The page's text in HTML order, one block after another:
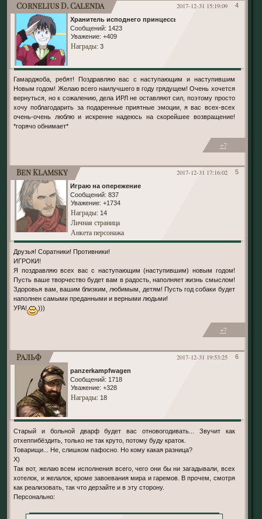
4
2017-12-31 15:19:09
Cornelius D. Calenda
Хранитель исподнего принцессы
Сообщений: 1423
Уважение: +409
Награды: 3
Гамарджоба, ребят! Поздравляю вас с наступающим и наступившим
Новым годом! Желаю всего наилучшего в году грядущем! Очень хочется
вернуться, но к сожалению, дела ИРЛ не оставляют сил, поэтому просто
хочу поблагодарить за подаренные приятные эмоции, я вас всех-всех
очень-очень люблю и искренне надеюсь на скорейшее возвращение!
*горячо обнимает*
+7
5
2017-12-31 17:16:02
Ben Klamsky
Играю на опережение
Сообщений: 837
Уважение: +1734
Награды: 14
Личная страница
Анкета персонажа
Друзья! Соратники! Противники!
ИГРОКИ!
Я поздравляю всех вас с наступающим (наступившим) новым годом!
Пусть ваше творчество будет вам в радость, наполняет жизнь смыслом!
Здоровья вам, вашим близким, любимым, детям! Пусть год собаки будет
наполнен самыми преданными и верными людьми!
УРА!
)))
+7
6
2017-12-31 19:53:25
Ральф
panzerkampfwagen
Сообщений: 1718
Уважение: +328
Награды: 18
Старый и больной дварф будет вас отновогодивать... Звучит как
отхеппибёздить, только не так круто, потому буду краток.
Товарищи... Не, слишком пафосно. Но кому какая разница?
Х)
Так вот, желаю всем исполнения всего, чего они бы ни загадывали, всех
хотелок, и желалок, кроме завоевания мира и гаремов. В прочем, смотря
как реализовать, так что дерзайте и в эту сторону.
Персонально: